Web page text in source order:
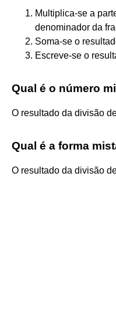
Multiplica-se a
denominador da
Soma-se o
Escreve-se o
Qual é o número
O resultado da divisão
Qual é a forma
O resultado da divisão